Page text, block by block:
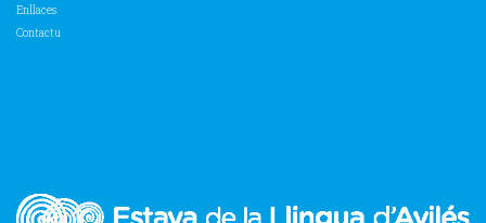
Enllaces
Contactu